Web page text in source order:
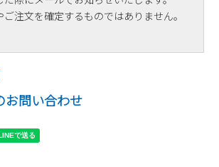
注文を確定するものではありません。
お問い合わせ